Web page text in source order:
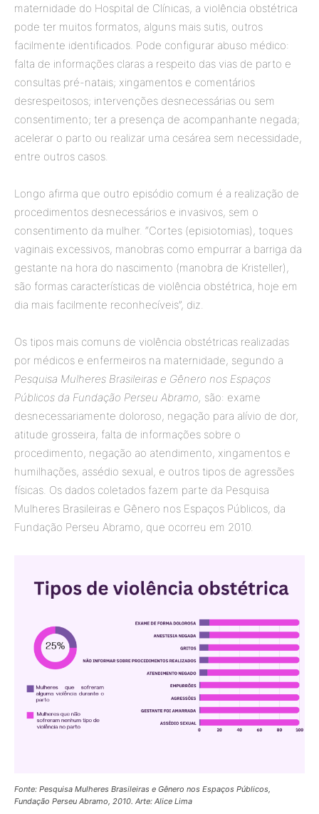
maternidade do Hospital de Clínicas, a violência obstétrica
pode ter muitos formatos, alguns mais sutis, outros
facilmente identificados. Pode configurar abuso médico:
falta de informações claras a respeito das vias de parto e
consultas pré-natais; xingamentos e comentários
desrespeitosos; intervenções desnecessárias ou sem
consentimento; ter a presença de acompanhante negada;
acelerar o parto ou realizar uma cesárea sem necessidade,
entre outros casos.
Longo afirma que outro episódio comum é a realização de
procedimentos desnecessários e invasivos, sem o
consentimento da mulher. “Cortes (episiotomias), toques
vaginais excessivos, manobras como empurrar a barriga da
gestante na hora do nascimento (manobra de Kristeller),
são formas características de violência obstétrica, hoje em
dia mais facilmente reconhecíveis”, diz.
Os tipos mais comuns de violência obstétricas realizadas
por médicos e enfermeiros na maternidade, segundo a
Pesquisa Mulheres Brasileiras e Gênero nos Espaços
Públicos da Fundação Perseu Abramo, são: exame
desnecessariamente doloroso, negação para alívio de dor,
atitude grosseira, falta de informações sobre o
procedimento, negação ao atendimento, xingamentos e
humilhações, assédio sexual, e outros tipos de agressões
físicas. Os dados coletados fazem parte da Pesquisa
Mulheres Brasileiras e Gênero nos Espaços Públicos, da
Fundação Perseu Abramo, que ocorreu em 2010.
Fonte: Pesquisa Mulheres Brasileiras e Gênero nos Espaços Públicos,
Fundação Perseu Abramo, 2010. Arte: Alice Lima